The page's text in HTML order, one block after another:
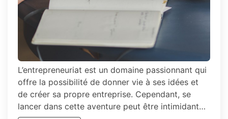
L’entrepreneuriat est un domaine passionnant qui
offre la possibilité de donner vie à ses idées et
de créer sa propre entreprise. Cependant, se
lancer dans cette aventure peut être intimidant…